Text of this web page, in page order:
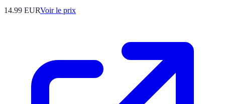
14.99 EURVoir le prix